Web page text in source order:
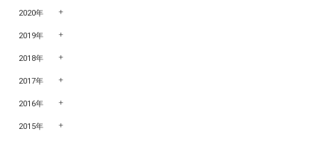
2020年
2019年
2018年
2017年
2016年
2015年